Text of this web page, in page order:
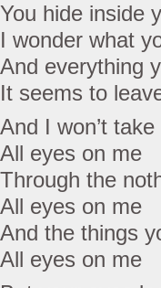
You hide inside
I wonder what
And everything
It seems to
And I won’t
All eyes on me
Through the
All eyes on me
And the things
All eyes on me